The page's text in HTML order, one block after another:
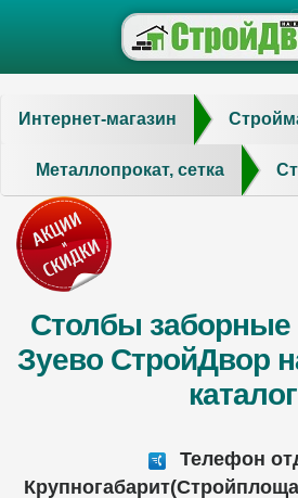
Интернет-магазин
Металлопрокат, сетка
Столбы заборные
Зуево СтройДвор
каталог
Телефон